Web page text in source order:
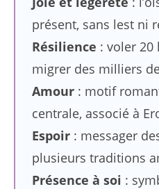
présent, sans lest ni
Résilience : voler 20
migrer des milliers
Amour: motif
centrale, associé à
Espoir: messager
plusieurs traditions
Présence à soi :